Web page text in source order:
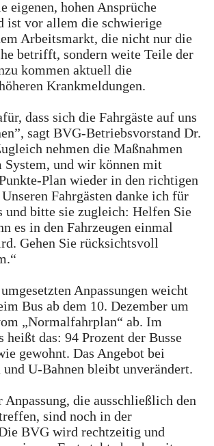
eigenen, hohen Ansprüche
ist vor allem die schwierige
Arbeitsmarkt, die nicht nur die
betrifft, sondern weite Teile der
kommen aktuell die
Krankmeldungen.
dass sich die Fahrgäste auf uns
sagt BVG-Betriebsvorstand Dr.
nehmen die Maßnahmen
System, und wir können mit
Plan wieder in den richtigen
Fahrgästen danke ich für
und bitte sie zugleich: Helfen Sie
es in den Fahrzeugen einmal
Gehen Sie rücksichtsvoll
Anpassungen weicht
Bus ab dem 10. Dezember um
„Normalfahrplan“ ab. Im
heißt das: 94 Prozent der Busse
gewohnt. Das Angebot bei
und U-Bahnen bleibt unverändert.
die ausschließlich den
sind noch in der
BVG wird rechtzeitig und